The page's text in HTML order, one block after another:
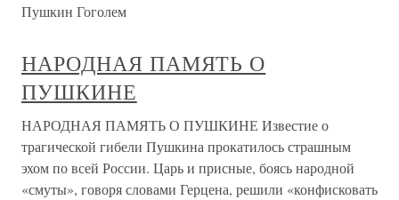
Пушкин Гоголем
НАРОДНАЯ ПАМЯТЬ О
ПУШКИНЕ
НАРОДНАЯ ПАМЯТЬ О ПУШКИНЕ Известие о
трагической гибели Пушкина прокатилось страшным
эхом по всей России. Царь и присные, боясь народной
«смуты», говоря словами Герцена, решили «конфисковать